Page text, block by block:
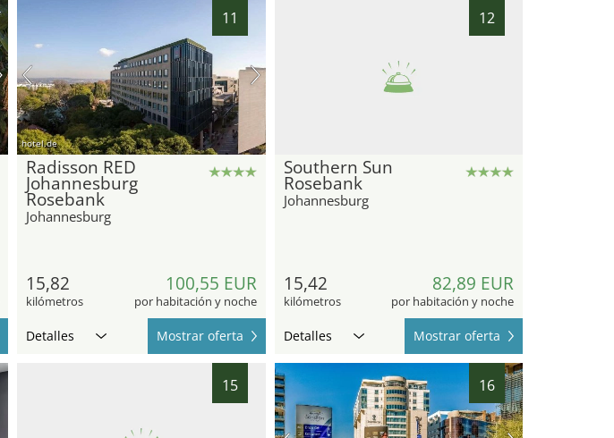
11
hotel.de
Radisson RED
Johannesburg
Rosebank
Johannesburg
15,82
kilómetros
100,55 EUR
por habitación y noche
Detalles Mostrar oferta
12
Southern Sun
Rosebank
Johannesburg
15,42
kilómetros
82,89 EUR
por habitación y noche
Detalles Mostrar oferta
15 16